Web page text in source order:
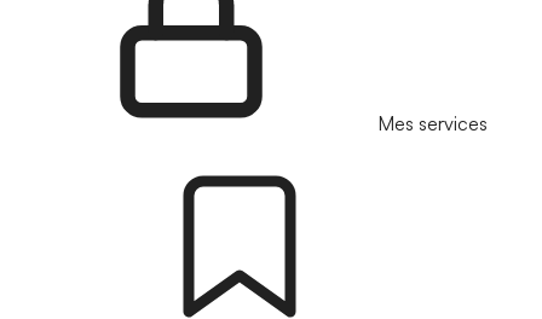
Mes services